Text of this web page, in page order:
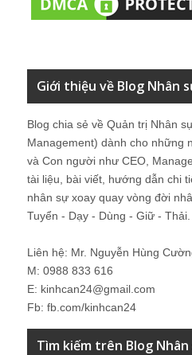
Giới thiệu về Blog Nhân
Blog chia sẻ về Quản trị Nhân
Management) dành cho những
và Con người như CEO,
tài liệu, bài viết, hướng dẫn chi
nhân sự xoay quay vòng đời
Tuyển - Dạy - Dùng - Giữ - Thải.
Liên hệ: Mr. Nguyễn Hùng
M: 0988 833 616
E: kinhcan24@gmail.com
Fb: fb.com/kinhcan24
Tìm kiếm trên Blog Nhân